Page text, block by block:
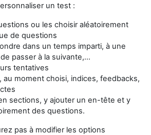
un test :
ou les choisir aléatoirement
de questions
dans un temps imparti, à une
passer à la suivante,...
tentatives
au moment choisi, indices, feedbacks,
sections, y ajouter un en-tête et y
des questions.
pas à modifier les options